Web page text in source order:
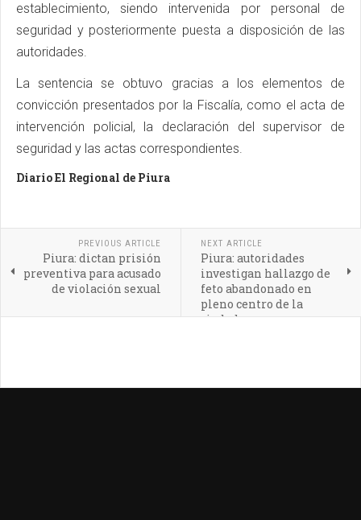
establecimiento, siendo intervenida por personal de
seguridad y posteriormente puesta a disposición de las
autoridades.
La sentencia se obtuvo gracias a los elementos de
convicción presentados por la Fiscalía, como el acta de
intervención policial, la declaración del supervisor de
seguridad y las actas correspondientes.
Diario El Regional de Piura
PREVIOUS ARTICLE
Piura: dictan prisión
preventiva para acusado
de violación sexual
NEXT ARTICLE
Piura: autoridades
investigan hallazgo de
feto abandonado en
pleno centro de la
ciudad